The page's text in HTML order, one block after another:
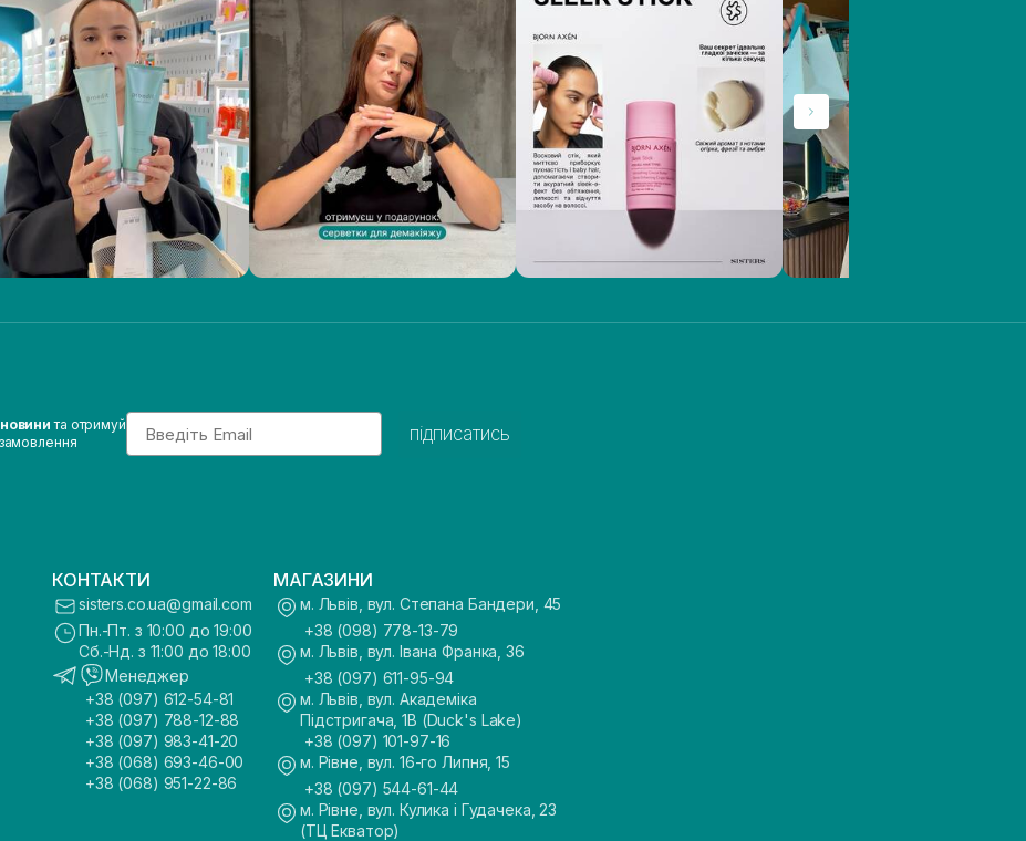
та отримуйEmail
підписатись
КОНТАКТИ
sisters.co.ua@gmail.com
Пн.-Пт. з 10:00 до 19:00
Сб.-Нд. з 11:00 до 18:00
Менеджер
+38 (097) 612-54-81
+38 (097) 788-12-88
+38 (097) 983-41-20
+38 (068) 693-46-00
+38 (068) 951-22-86
МАГАЗИНИ
м. Львів, вул. Степана Бандери, 45
+38 (098) 778-13-79
м. Львів, вул. Івана Франка, 36
+38 (097) 611-95-94
м. Львів, вул. Академіка
Підстригача, 1В (Duck's Lake)
+38 (097) 101-97-16
м. Рівне, вул. 16-го Липня, 15
+38 (097) 544-61-44
м. Рівне, вул. Кулика і Гудачека, 23
(ТЦ Екватор)